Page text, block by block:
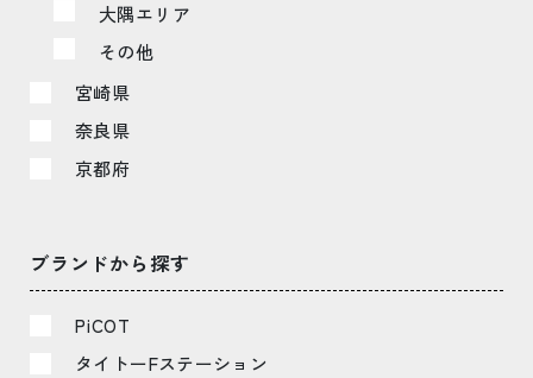
大隅エリア
その他
宮崎県
奈良県
京都府
ブランドから探す
PiCOT
タイトーFステーション